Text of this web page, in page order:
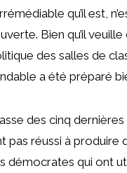
qu’il est,
Bien qu’il
des salles de
a été préparé
des cinq
pas réussi à
démocrates qui ont